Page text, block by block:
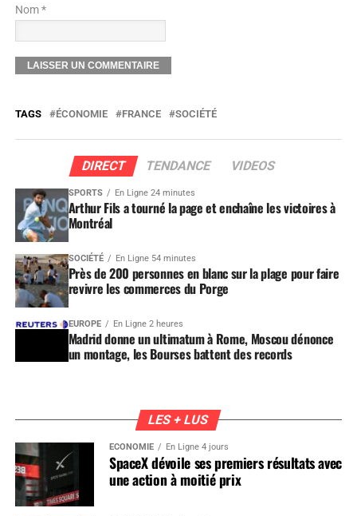
Nom *
TAGS ÉCONOMIE FRANCE SOCIÉTÉ
DIRECT TENDANCE VIDEOS
SPORTS En Ligne 24 minutes
Arthur Fils a tourné la page et enchaîne les victoires à
Montréal
SOCIÉTÉ En Ligne 54 minutes
Près de 200 personnes en blanc sur la plage pour faire
revivre les commerces du Porge
EUROPE En Ligne 2 heures
Madrid donne un ultimatum à Rome, Moscou dénonce
un montage, les Bourses battent des records
LES + LUS
ÉCONOMIE En Ligne 4 jours
SpaceX dévoile ses premiers résultats avec
une action à moitié prix